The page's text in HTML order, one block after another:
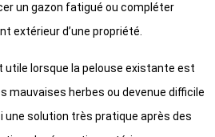
un gazon fatigué ou compléter
extérieur d’une propriété.
utile lorsque la pelouse existante est
mauvaises herbes ou devenue difficile
une solution très pratique après des